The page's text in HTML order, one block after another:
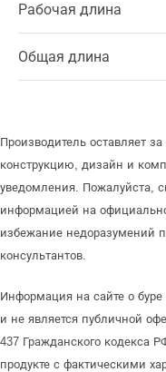
Рабочая длина
Общая длина
Производитель оставляет
конструкцию, дизайн и
уведомления. Пожалуйста,
информацией на
избежание недоразумений
консультантов.
Информация на сайте о
и не является публичной
437 Гражданского кодекса
продукте с фактическими